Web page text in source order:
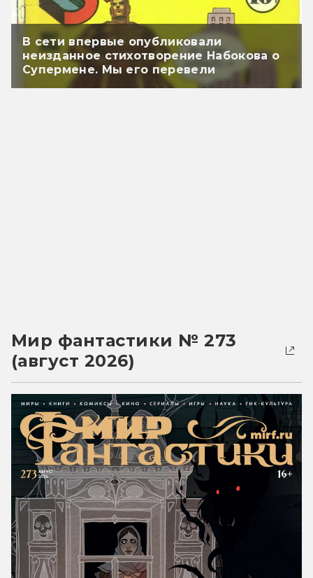
В сети впервые опубликовали
неизданное стихотворение Набокова о
Супермене. Мы его перевели
Мир фантастики № 273
(август 2026)